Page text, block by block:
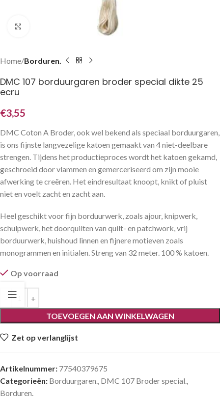
Klik om te vergroten
Home Borduren.
DMC 107 borduurgaren broder special dikte 25
ecru
€3,55
DMC Coton A Broder, ook wel bekend als speciaal borduurgaren,
is ons fijnste langvezelige katoen gemaakt van 4 niet-deelbare
strengen. Tijdens het productieproces wordt het katoen gekamd,
geschroeid door vlammen en gemerceriseerd om zijn mooie
afwerking te creëren. Het eindresultaat knoopt, knikt of pluist
niet en voelt zacht en zacht aan.
Heel geschikt voor fijn borduurwerk, zoals ajour, knipwerk,
schulpwerk, het doorquilten van quilt- en patchwork, vrij
borduurwerk, huishoud linnen en fijnere motieven zoals
monogrammen en initialen. Streng van 32 meter. 100 % katoen.
Op voorraad
TOEVOEGEN AAN WINKELWAGEN
Zet op verlanglijst
Artikelnummer: 77540379675
Categorieën: Borduurgaren., DMC 107 Broder special.,
Borduren.